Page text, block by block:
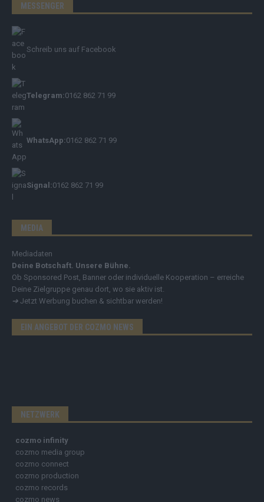
MESSENGER
Schreib uns auf Facebook
Telegram:0162 862 71 99
WhatsApp:0162 862 71 99
Signal:0162 862 71 99
MEDIA
Mediadaten
Deine Botschaft. Unsere Bühne.
Ob Sponsored Post, Banner oder individuelle Kooperation – erreiche
Deine Zielgruppe genau dort, wo sie aktiv ist.
➔ Jetzt Werbung buchen & sichtbar werden!
EIN ANGEBOT DER COZMO NEWS
NETZWERK
cozmo infinity
cozmo media group
cozmo connect
cozmo production
cozmo records
cozmo news